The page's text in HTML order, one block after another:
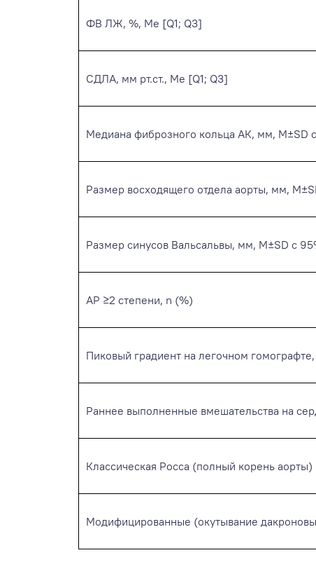
ФВ ЛЖ, %, Ме [Q1; Q3]
СДЛА, мм рт.ст., Ме [Q1; Q3]
Медиана фиброзного кольца АК, мм, M±SD
Размер восходящего отдела аорты, мм,
Размер синусов Вальсальвы, мм, M±SD с
АР ≥2 степени, n (%)
Пиковый градиент на легочном
Раннее выполненные вмешательства на
Классическая Росса (полный корень аорты)
Модифицированные (окутывание